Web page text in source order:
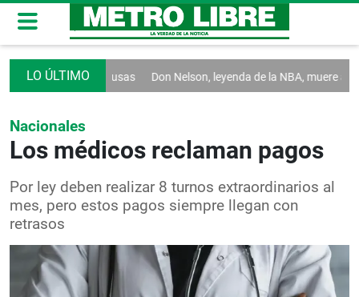
dos bases rusas Don Nelson, leyenda de la NBA, muere a los 86
Nacionales
Los médicos reclaman pagos
Por ley deben realizar 8 turnos extraordinarios al
mes, pero estos pagos siempre llegan con
retrasos